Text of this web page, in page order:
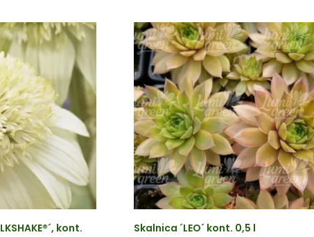
kont.
Skalnica ´LEO´ kont. 0,5 l